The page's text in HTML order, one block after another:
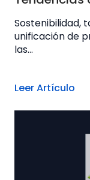
Sostenibilidad,
unificación de
las...
Leer Artículo